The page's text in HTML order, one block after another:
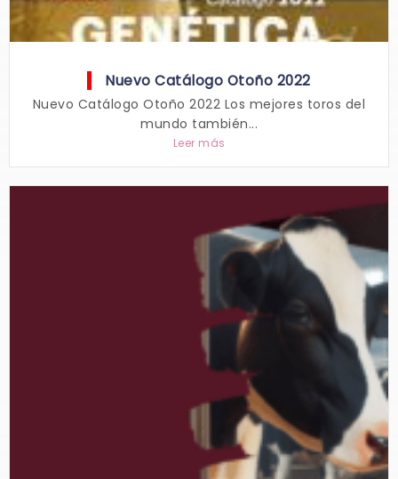
Nuevo Catálogo Otoño 2022
Nuevo Catálogo Otoño 2022 Los mejores toros del
mundo también...
Leer más